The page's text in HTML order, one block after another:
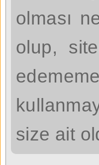
olması
olup,
size ait